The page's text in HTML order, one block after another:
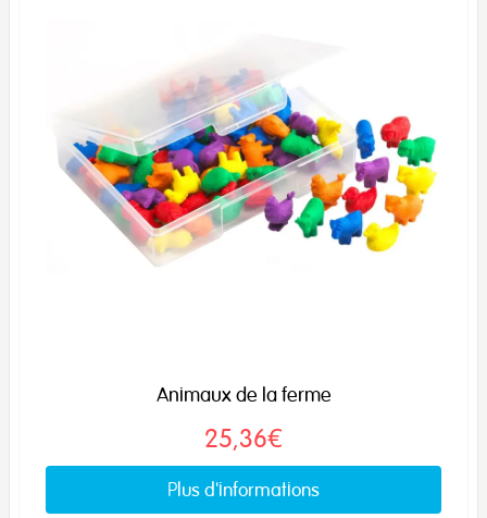
Animaux de la ferme
25,36€
Plus d'informations